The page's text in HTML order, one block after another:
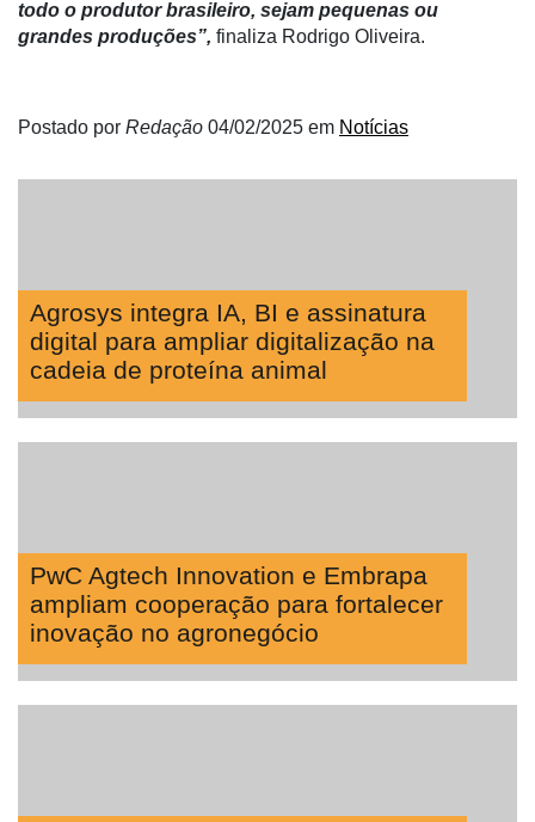
todo o produtor brasileiro, sejam pequenas ou
grandes produções”, finaliza Rodrigo Oliveira.
Postado por Redação 04/02/2025 em Notícias
Agrosys integra IA, BI e assinatura
digital para ampliar digitalização na
cadeia de proteína animal
PwC Agtech Innovation e Embrapa
ampliam cooperação para fortalecer
inovação no agronegócio